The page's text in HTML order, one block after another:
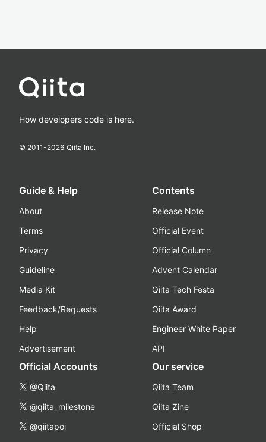
How developers code is here.
© 2011-2026 Qiita Inc.
Guide & Help
About
Terms
Privacy
Guideline
Media Kit
Feedback/Requests
Help
Advertisement
Contents
Release Note
Official Event
Official Column
Advent Calendar
Qiita Tech Festa
Qiita Award
Engineer White Paper
API
Official Accounts
@Qiita
@qiita_milestone
@qiitapoi
Our service
Qiita Team
Qiita Zine
Official Shop